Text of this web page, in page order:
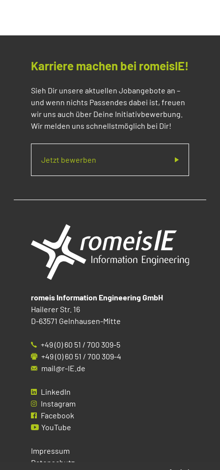
Karriere machen bei romeisIE!
Sieh Dir unsere aktuellen Jobangebote an –
und wenn nichts Passendes dabei ist, freuen
wir uns auch über Deine Initiativbewerbung.
Wir melden uns schnellstmöglich bei Dir!
Jetzt bewerben
romeis Information Engineering GmbH
Hailerer Str. 16
D-63571 Gelnhausen-Mitte
+49 (0) 60 51 / 700 309-5
+49 (0) 60 51 / 700 309-4
mail@r-IE.de
LinkedIn
Instagram
Facebook
YouTube
Impressum
Datenschutz